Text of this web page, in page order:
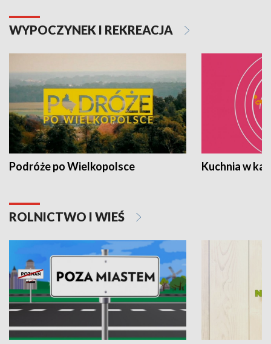
WYPOCZYNEK I REKREACJA
Podróże po Wielkopolsce Kuchnia w
ROLNICTWO I WIEŚ